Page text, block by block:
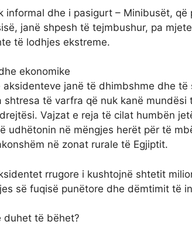
informal dhe i pasigurt – Minibusët,
janë shpesh të tejmbushur, pa
të lodhjes ekstreme.
ekonomike
aksidenteve janë të dhimbshme dhe
shtresa të varfra që nuk kanë
Vajzat e reja të cilat humbën
udhëtonin në mëngjes herët për të
në zonat rurale të Egjiptit.
rrugore i kushtojnë shtetit
së fuqisë punëtore dhe dëmtimit të
duhet të bëhet?